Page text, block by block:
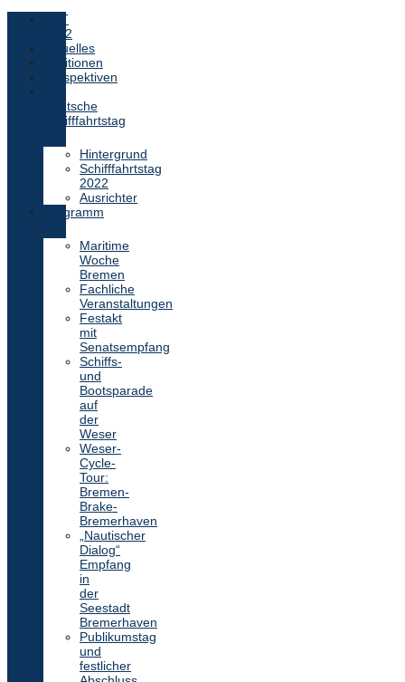
DST
2022
Aktuelles
Positionen
Perspektiven
Deutsche
Schifffahrtstag
Hintergrund
Schifffahrtstag
2022
Ausrichter
Programm
Maritime
Woche
Bremen
Fachliche
Veranstaltungen
Festakt
mit
Senatsempfang
Schiffs-
und
Bootsparade
auf
der
Weser
Weser-
Cycle-
Tour:
Bremen-
Brake-
Bremerhaven
„Nautischer
Dialog“
Empfang
in
der
Seestadt
Bremerhaven
Publikumstag
und
festlicher